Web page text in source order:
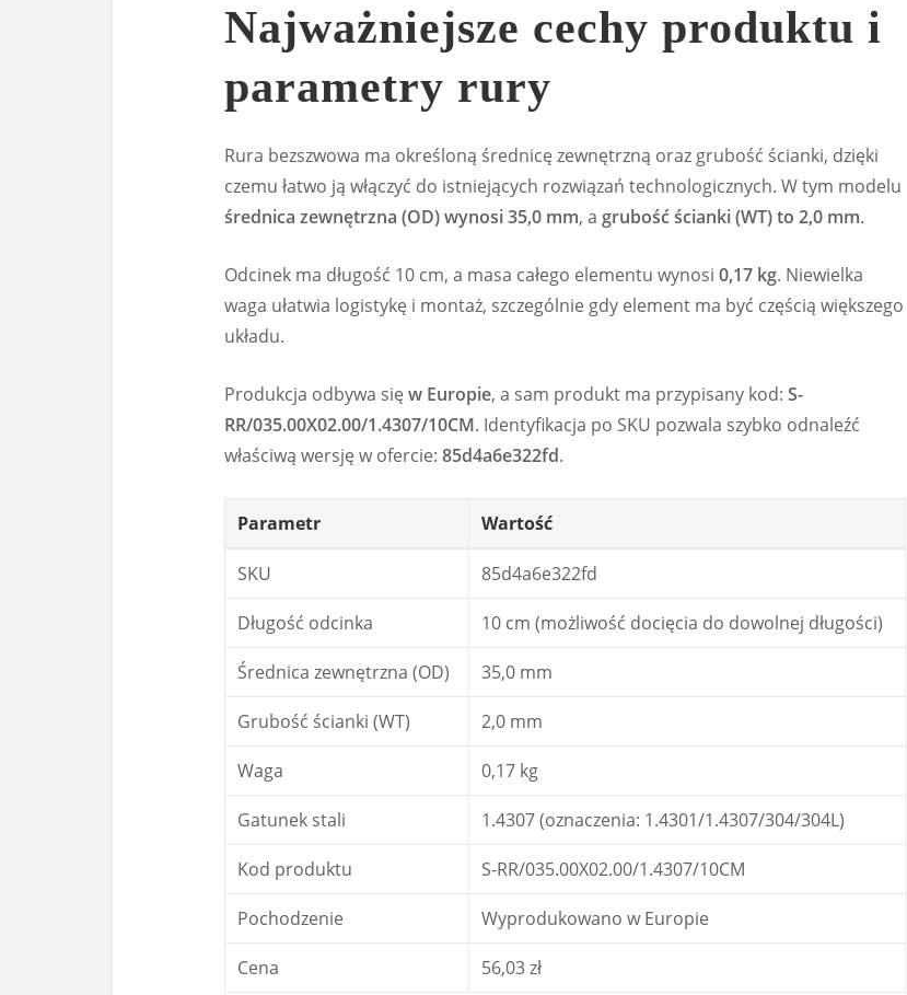
Najważniejsze cechy produktu i
parametry rury
Rura bezszwowa ma określoną średnicę zewnętrzną oraz grubość ścianki, dzięki
czemu łatwo ją włączyć do istniejących rozwiązań technologicznych. W tym modelu
średnica zewnętrzna (OD) wynosi 35,0 mm, a grubość ścianki (WT) to 2,0 mm.
Odcinek ma długość 10 cm, a masa całego elementu wynosi 0,17 kg. Niewielka
waga ułatwia logistykę i montaż, szczególnie gdy element ma być częścią większego
układu.
Produkcja odbywa się w Europie, a sam produkt ma przypisany kod: S-
RR/035.00X02.00/1.4307/10CM. Identyfikacja po SKU pozwala szybko odnaleźć
właściwą wersję w ofercie: 85d4a6e322fd.
Parametr Wartość
SKU 85d4a6e322fd
Długość odcinka 10 cm (możliwość docięcia do dowolnej długości)
Średnica zewnętrzna (OD) 35,0 mm
Grubość ścianki (WT) 2,0 mm
Waga 0,17 kg
Gatunek stali 1.4307 (oznaczenia: 1.4301/1.4307/304/304L)
Kod produktu S-RR/035.00X02.00/1.4307/10CM
Pochodzenie Wyprodukowano w Europie
Cena 56,03 zł